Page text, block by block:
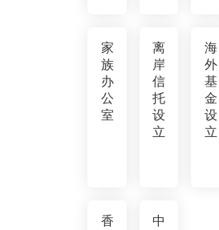
家
族
办
公
室
离
岸
信
托
设
立
海
外
基
金
设
立
香
中